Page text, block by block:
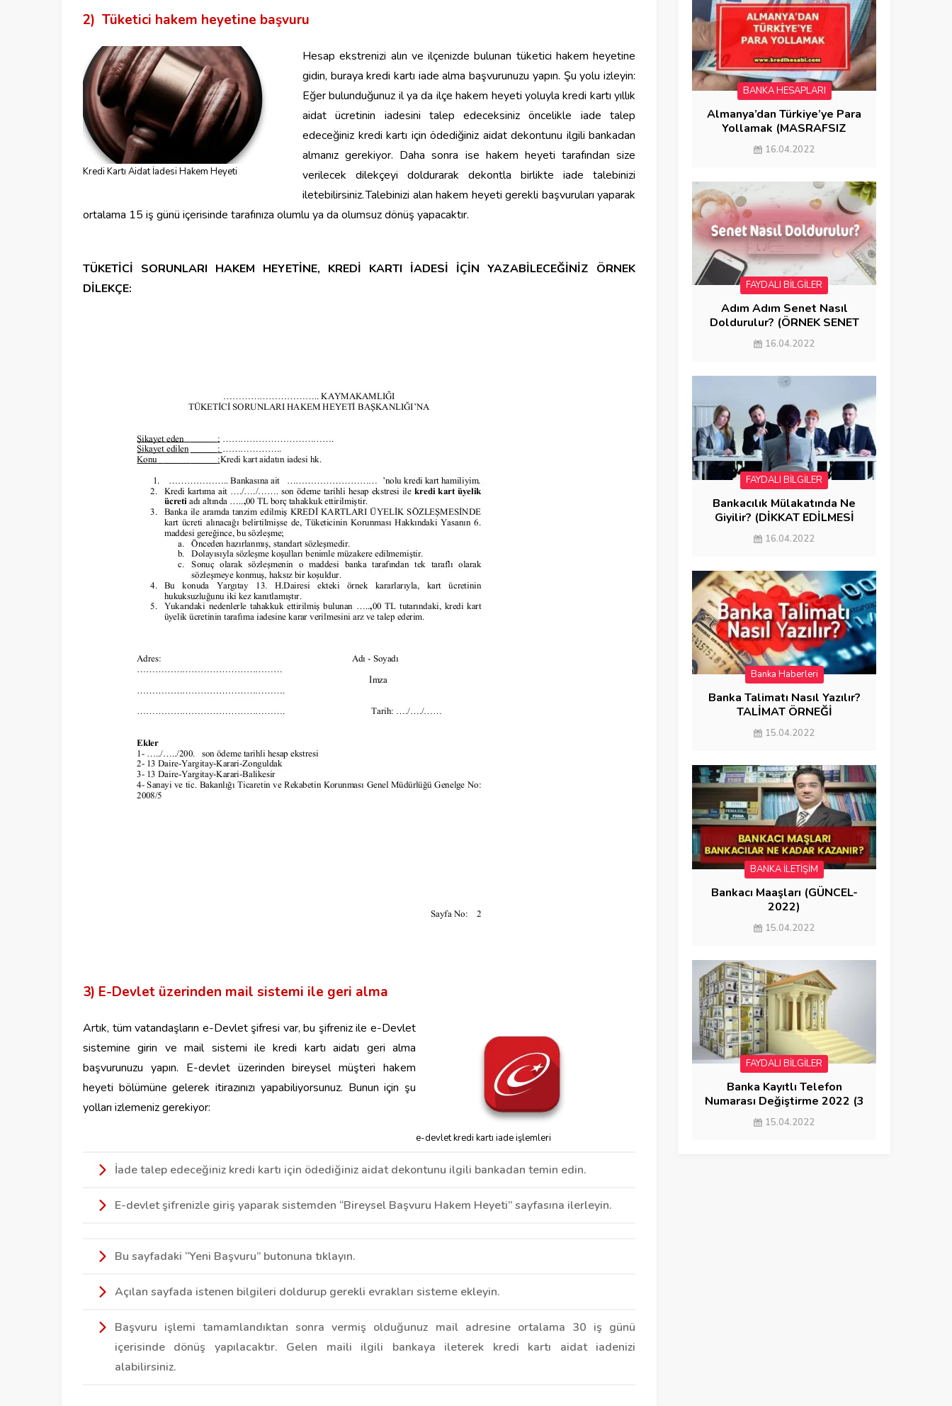
2) Tüketici hakem heyetine başvuru
Kredi Kartı Aidat İadesi Hakem Heyeti
Hesap ekstrenizi alın ve ilçenizde bulunan tüketici hakem heyetine
gidin, buraya kredi kartı iade alma başvurunuzu yapın. Şu yolu izleyin:
Eğer bulunduğunuz il ya da ilçe hakem heyeti yoluyla kredi kartı yıllık
aidat ücretinin iadesini talep edeceksiniz öncelikle iade talep
edeceğiniz kredi kartı için ödediğiniz aidat dekontunu ilgili bankadan
almanız gerekiyor. Daha sonra ise hakem heyeti tarafından size
verilecek dilekçeyi doldurarak dekontla birlikte iade talebinizi
iletebilirsiniz. Talebinizi alan hakem heyeti gerekli başvuruları yaparak
ortalama 15 iş günü içerisinde tarafınıza olumlu ya da olumsuz dönüş yapacaktır.
TÜKETİCİ SORUNLARI HAKEM HEYETİNE, KREDİ KARTI İADESİ İÇİN YAZABİLECEĞİNİZ ÖRNEK
DİLEKÇE:
3) E-Devlet üzerinden mail sistemi ile geri alma
e-devlet kredi kartı iade işlemleri
Artık, tüm vatandaşların e-Devlet şifresi var, bu şifreniz ile e-Devlet
sistemine girin ve mail sistemi ile kredi kartı aidatı geri alma
başvurunuzu yapın. E-devlet üzerinden bireysel müşteri hakem
heyeti bölümüne gelerek itirazınızı yapabiliyorsunuz. Bunun için şu
yolları izlemeniz gerekiyor:
İade talep edeceğiniz kredi kartı için ödediğiniz aidat dekontunu ilgili bankadan temin edin.
E-devlet şifrenizle giriş yaparak sistemden “Bireysel Başvuru Hakem Heyeti” sayfasına ilerleyin.
Bu sayfadaki “Yeni Başvuru” butonuna tıklayın.
Açılan sayfada istenen bilgileri doldurup gerekli evrakları sisteme ekleyin.
Başvuru işlemi tamamlandıktan sonra vermiş olduğunuz mail adresine ortalama 30 iş günü
içerisinde dönüş yapılacaktır. Gelen maili ilgili bankaya ileterek kredi kartı aidat iadenizi
alabilirsiniz.
BANKA HESAPLARI
Almanya’dan Türkiye’ye Para
Yollamak (MASRAFSIZ
GÖNDERME)
16.04.2022
FAYDALI BİLGİLER
Adım Adım Senet Nasıl
Doldurulur? (ÖRNEK SENET
DOLDURMA)
16.04.2022
FAYDALI BİLGİLER
Bankacılık Mülakatında Ne
Giyilir? (DİKKAT EDİLMESİ
GEREKENLER)
16.04.2022
Banka Haberleri
Banka Talimatı Nasıl Yazılır?
TALİMAT ÖRNEĞİ
15.04.2022
BANKA İLETİŞİM
Bankacı Maaşları (GÜNCEL-
2022)
15.04.2022
FAYDALI BİLGİLER
Banka Kayıtlı Telefon
Numarası Değiştirme 2022 (3
YÖNTEM)
15.04.2022